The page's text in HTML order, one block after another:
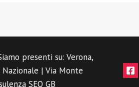
presenti su: Verona,
Nazionale | Via Monte
SEO GB